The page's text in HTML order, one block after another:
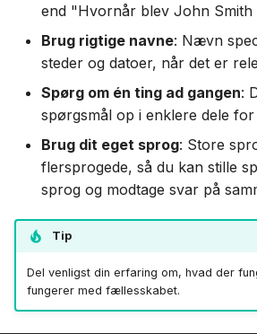
end "Hvornår blev John Smith
Brug rigtige navne: Nævn
steder og datoer, når det er
Spørg om én ting ad gangen:
spørgsmål op i enklere dele
Brug dit eget sprog: Store
flersprogede, så du kan stille
sprog og modtage svar på
Tip
Del venligst din erfaring om, hvad der
fungerer med fællesskabet.